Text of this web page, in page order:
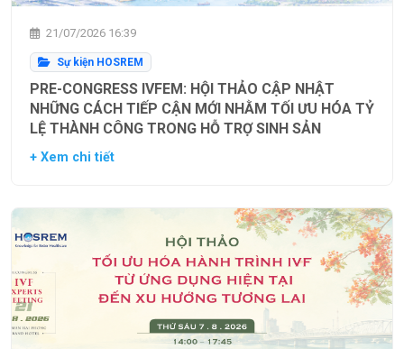
21/07/2026 16:39
Sự kiện HOSREM
PRE-CONGRESS IVFEM: HỘI THẢO CẬP NHẬT
NHỮNG CÁCH TIẾP CẬN MỚI NHẰM TỐI ƯU HÓA TỶ
LỆ THÀNH CÔNG TRONG HỖ TRỢ SINH SẢN
+ Xem chi tiết